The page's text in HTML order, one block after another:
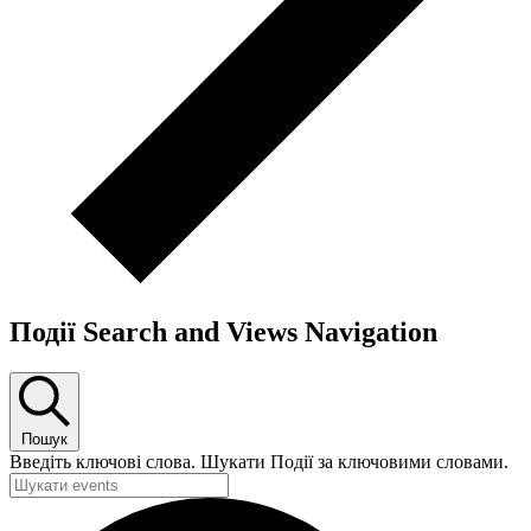
Події Search and Views Navigation
Пошук
Введіть ключові слова. Шукати Події за ключовими словами.